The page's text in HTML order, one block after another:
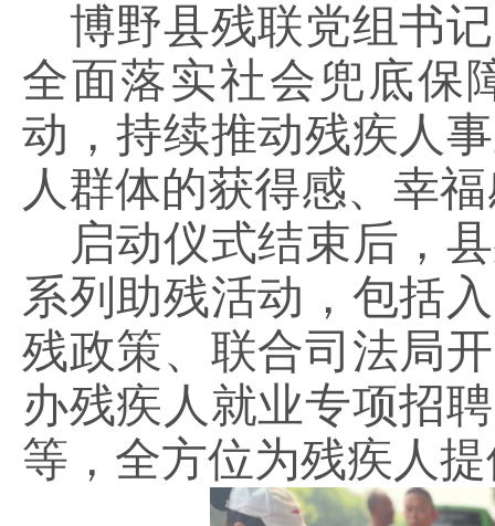
博野县残联党组书
全面落实社会兜底保
动，持续推动残疾人
人群体的获得感、幸
启动仪式结束后，
系列助残活动，包括
残政策、联合司法局
办残疾人就业专项招
等，全方位为残疾人